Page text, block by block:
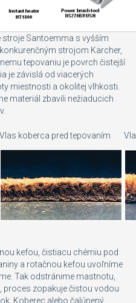
Santoemma s vyšším
strojom Kärcher,
tepovaniu je povrch čistejší
je závislá od viacerých
miestnosti a okolitej vlhkosti.
materiál zbavili nežiaducich
Vlas koberca pred tepovaním
kefou, čistiacu chémiu pod
a rotačnou kefou uvoľníme
Tak odstránime mastnotu,
proces zopakuje čistou vodou
Koberec alebo čalúnený